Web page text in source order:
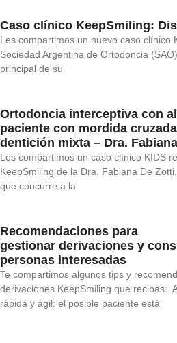
Caso clínico KeepSmiling:
Les compartimos un nuevo caso clínico
Sociedad Argentina de Ortodoncia
principal de su
Ortodoncia interceptiva con
paciente con mordida
dentición mixta – Dra.
Les compartimos un caso clínico KIDS
KeepSmiling de la Dra. Fabiana De
que concurre a la
Recomendaciones para
gestionar derivaciones y
personas interesadas
Te compartimos algunos tips y
derivaciones KeepSmiling que recibas:
rápida y ágil: el posible paciente está